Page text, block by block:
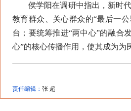
侯学阳在调研中指出，新时代
教育群众、关心群众的“最后一
台；要统筹推进“两中心”的融合
心”的核心传播作用，使其成为
责任编辑： 张 超